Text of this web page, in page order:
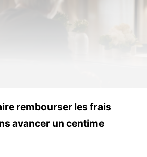
rembourser les frais
avancer un centime